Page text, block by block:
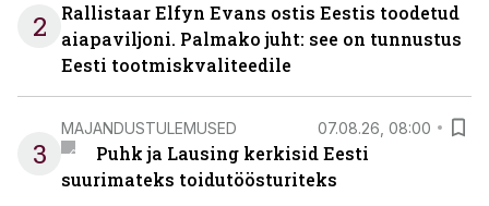
2
Rallistaar Elfyn Evans ostis Eestis toodetud
aiapaviljoni. Palmako juht: see on tunnustus
Eesti tootmiskvaliteedile
3
MAJANDUSTULEMUSED 07.08.26, 08:00
Puhk ja Lausing kerkisid Eesti
suurimateks toidutöösturiteks